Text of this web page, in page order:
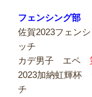
フェンシング部
佐賀2023フェン
ッチ
カデ男子 エペ
2023加納虹輝
チ